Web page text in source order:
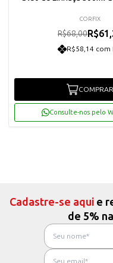
CORFIX
R$68,00
R$58,14 com
COMPRAR
Consulte-nos pelo
Cadastre-se aqui e
de 5%